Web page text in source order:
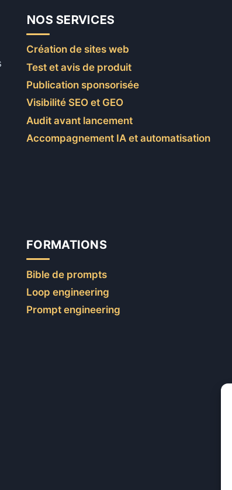
NOS SERVICES
Création de sites web
Test et avis de produit
Publication sponsorisée
Visibilité SEO et GEO
Audit avant lancement
Accompagnement IA et automatisation
FORMATIONS
Bible de prompts
Loop engineering
Prompt engineering